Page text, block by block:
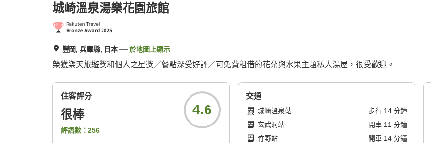
城崎溫泉湯樂花園旅館
豐岡, 兵庫縣, 日本 於地圖上顯示
榮獲樂天旅遊獎和個人之星獎／餐點深受好評／可免費租借的花朵與水果主題私人湯屋，很受歡迎。
住客評分
很棒
評語數： 256
4.6
交通
城崎溫泉站 步行 14分鐘
玄武洞站
開車 11 分鐘
竹野站
開車 14分鐘